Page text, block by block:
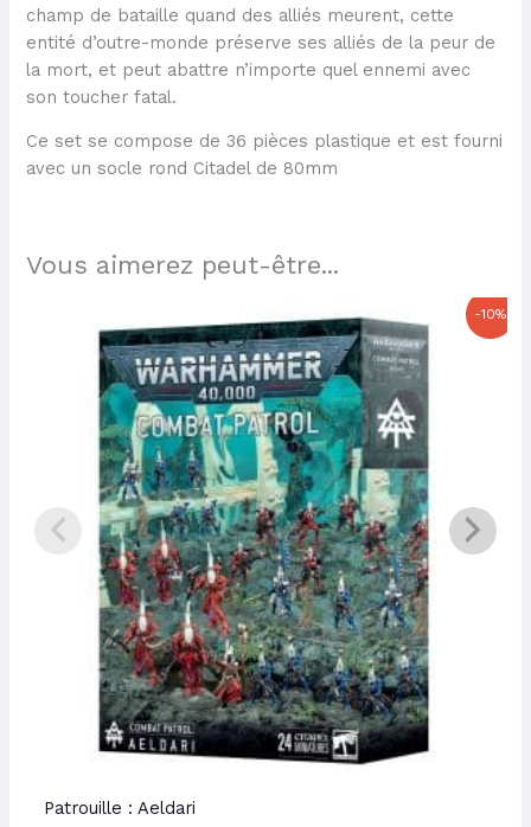
champ de bataille quand des alliés meurent, cette
entité d’outre-monde préserve ses alliés de la peur de
la mort, et peut abattre n’importe quel ennemi avec
son toucher fatal.
Ce set se compose de 36 pièces plastique et est fourni
avec un socle rond Citadel de 80mm
Vous aimerez peut-être...
-10%
Patrouille : Aeldari
prix
initial
était :
135,00 €.
prix
actuel
est :
121,50 €.